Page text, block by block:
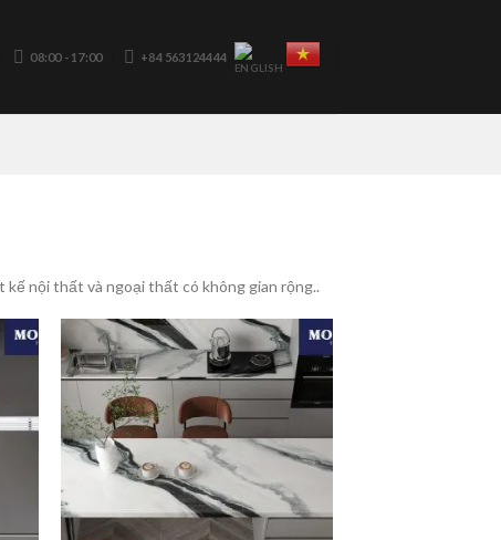
08:00 - 17:00 +84 563124444
nội thất và ngoại thất có không gian rộng..